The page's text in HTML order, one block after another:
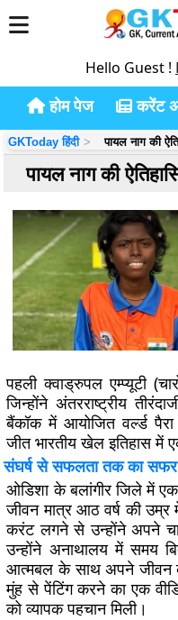
Hello Guest !
होम पेज करेंट
GKToday हिंदी पायल नाग की
पायल नाग की
पहली क्वाड्रुपल एम्प्यूटी
जिन्होंने अंतरराष्ट्रीय
बैंकॉक में आयोजित वर्ल्ड
जीत भारतीय खेल इतिहास में
संघर्ष से सफलता तक का सफर
ओडिशा के बलांगीर जिले में एक
जीवन मात्र आठ वर्ष की
करंट लगने से उन्होंने अपने
उन्होंने अनाथालय में समय
आत्मबल के साथ अपने जीवन
मुंह से पेंटिंग करने का एक
को व्यापक पहचान मिली।